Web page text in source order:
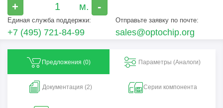
+ -
Единая служба поддержки:
+7 (495) 721-84-99
Отправьте заявку по почте:
sales@optochip.org
Предложения (0) Параметры (Aналоги)
Документация (2) Серии компонента